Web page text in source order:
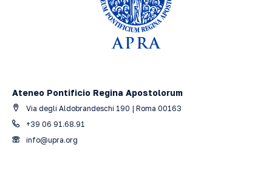
Ateneo Pontificio Regina Apostolorum
Via degli Aldobrandeschi 190 | Roma 00163
+39 06 91.68.91
info@upra.org